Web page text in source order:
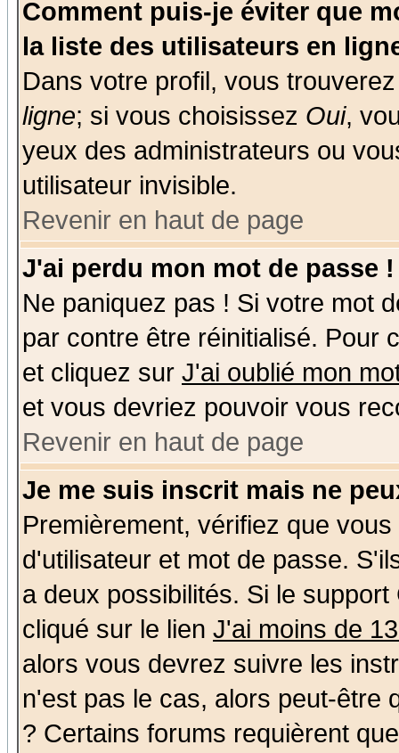
Comment puis-je éviter que
la liste des utilisateurs en
Dans votre profil, vous
ligne; si vous choisissez Oui,
yeux des administrateurs ou
utilisateur invisible.
Revenir en haut de page
J'ai perdu mon mot de passe !
Ne paniquez pas ! Si votre mot
par contre être réinitialisé. Pour
et cliquez sur J'ai oublié mon
et vous devriez pouvoir vous
Revenir en haut de page
Je me suis inscrit mais ne
Premièrement, vérifiez que
d'utilisateur et mot de passe.
a deux possibilités. Si le
cliqué sur le lien J'ai moins de
alors vous devrez suivre les
n'est pas le cas, alors peut-être
? Certains forums requièrent